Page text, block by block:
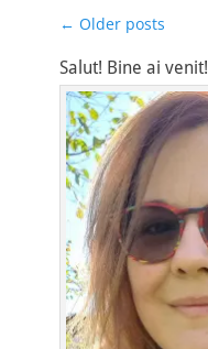
Post
← Older posts
Salut! Bine ai venit!